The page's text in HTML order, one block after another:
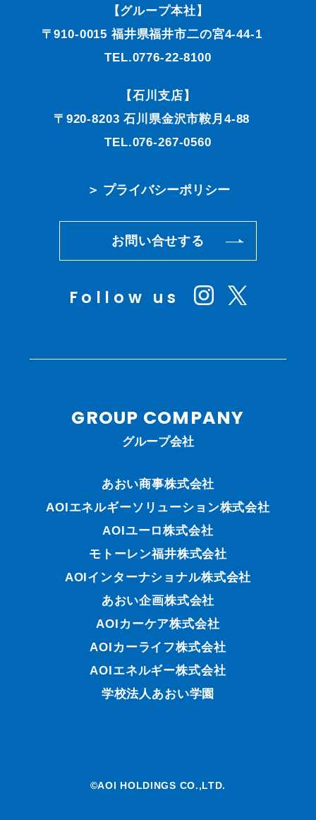
【グループ本社】
〒910-0015 福井県福井市二の宮4-44-1
TEL.0776-22-8100
【石川支店】
〒920-8203 石川県金沢市鞍月4-88
TEL.076-267-0560
＞ プライバシーポリシー
お問い合せする
Follow us
GROUP COMPANY
グループ会社
あおい商事株式会社
AOIエネルギーソリューション株式会社
AOIユーロ株式会社
モトーレン福井株式会社
AOIインターナショナル株式会社
あおい企画株式会社
AOIカーケア株式会社
AOIカーライフ株式会社
AOIエネルギー株式会社
学校法人あおい学園
©AOI HOLDINGS CO.,LTD.